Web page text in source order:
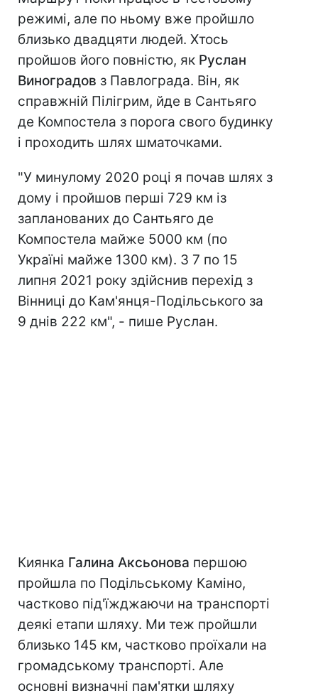
режимі, але по ньому вже пройшло
близько двадцяти людей. Хтось
пройшов його повністю, як Руслан
Виноградов з Павлограда. Він, як
справжній Пілігрим, йде в Сантьяго
де Компостела з порога свого будинку
і проходить шлях шматочками.
"У минулому 2020 році я почав шлях з
дому і пройшов перші 729 км із
запланованих до Сантьяго де
Компостела майже 5000 км (по
Україні майже 1300 км). З 7 по 15
липня 2021 року здійснив перехід з
Вінниці до Кам'янця-Подільського за
9 днів 222 км", - пише Руслан.
Киянка Галина Аксьонова першою
пройшла по Подільському Каміно,
частково під'їжджаючи на транспорті
деякі етапи шляху. Ми теж пройшли
близько 145 км, частково проїхали на
громадському транспорті. Але
основні визначні пам'ятки шляху